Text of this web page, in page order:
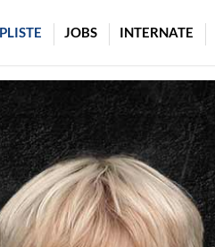
JOBS INTERNATE